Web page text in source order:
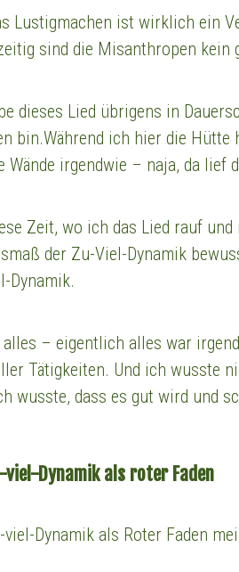
Lustigmachen ist wirklich ein
sind die Misanthropen kein
dieses Lied übrigens in
bin.Während ich hier die
Wände irgendwie – naja, da lief
Zeit, wo ich das Lied rauf
der Zu-Viel-Dynamik
Dynamik.
alles – eigentlich alles war
Tätigkeiten. Und ich wusste
wusste, dass es gut wird und
viel-Dynamik als roter Faden
viel-Dynamik als Roter Faden